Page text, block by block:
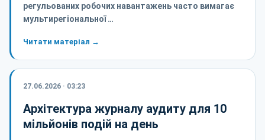
регульованих робочих навантажень часто вимагає
мультирегіональної …
Читати матеріал →
27.06.2026 · 03:23
Архітектура журналу аудиту для 10
мільйонів подій на день